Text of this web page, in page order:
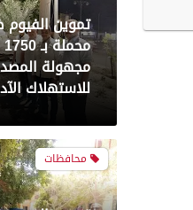
تموين
مجهولة
للاستهلاك
محافظات